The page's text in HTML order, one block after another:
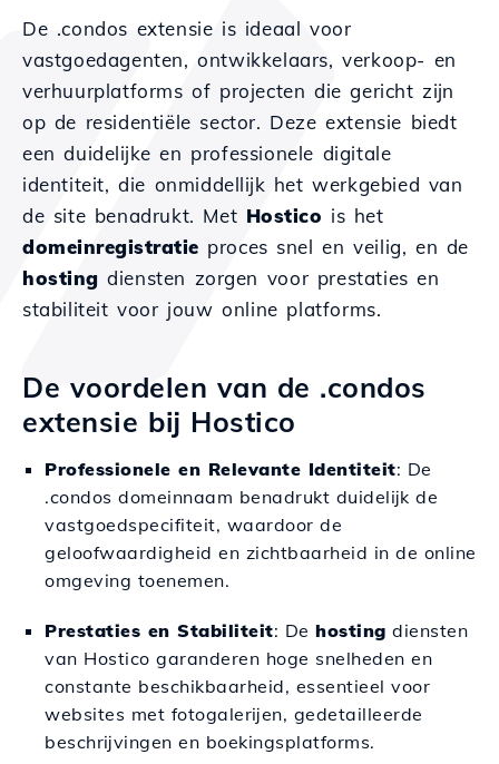
De .condos extensie is ideaal voor
vastgoedagenten, ontwikkelaars, verkoop- en
verhuurplatforms of projecten die gericht zijn
op de residentiële sector. Deze extensie biedt
een duidelijke en professionele digitale
identiteit, die onmiddellijk het werkgebied van
de site benadrukt. Met Hostico is het
domeinregistratie proces snel en veilig, en de
hosting diensten zorgen voor prestaties en
stabiliteit voor jouw online platforms.
De voordelen van de .condos
extensie bij Hostico
Professionele en Relevante Identiteit: De
.condos domeinnaam benadrukt duidelijk de
vastgoedspecifiteit, waardoor de
geloofwaardigheid en zichtbaarheid in de online
omgeving toenemen.
Prestaties en Stabiliteit: De hosting diensten
van Hostico garanderen hoge snelheden en
constante beschikbaarheid, essentieel voor
websites met fotogalerijen, gedetailleerde
beschrijvingen en boekingsplatforms.